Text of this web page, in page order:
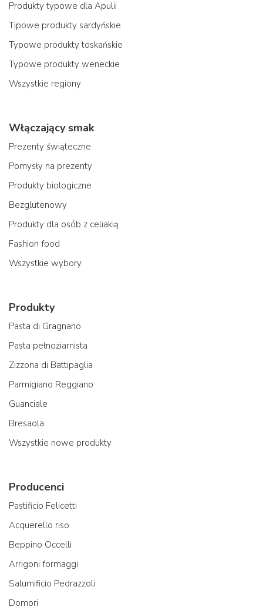
Produkty typowe dla Apulii
Tipowe produkty sardyńskie
Typowe produkty toskańskie
Typowe produkty weneckie
Wszystkie regiony
Włączający smak
Prezenty świąteczne
Pomysły na prezenty
Produkty biologiczne
Bezglutenowy
Produkty dla osób z celiakią
Fashion food
Wszystkie wybory
Produkty
Pasta di Gragnano
Pasta pełnoziarnista
Zizzona di Battipaglia
Parmigiano Reggiano
Guanciale
Bresaola
Wszystkie nowe produkty
Producenci
Pastificio Felicetti
Acquerello riso
Beppino Occelli
Arrigoni formaggi
Salumificio Pedrazzoli
Domori